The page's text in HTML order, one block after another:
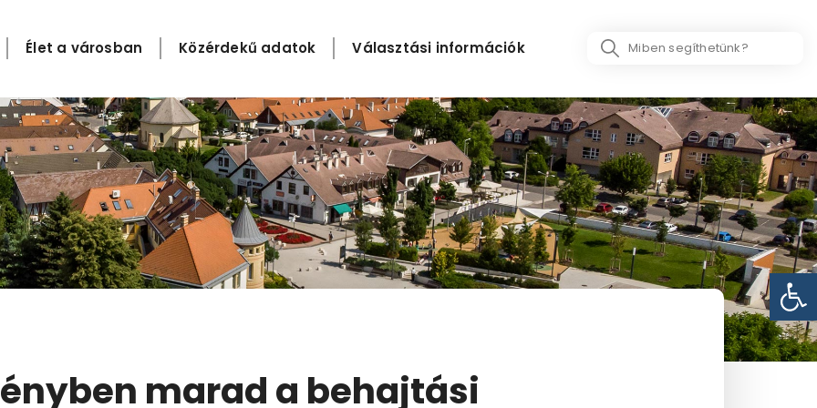
Élet a városban Közérdekű adatok Választási információk
Search
marad a behajtási